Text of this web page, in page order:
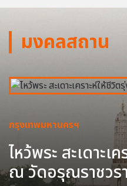
มงคลสถาน
กรุงเทพมหานครฯ
ไหว้พระ สะเดาะเ
ณ วัดอรุณราชวร